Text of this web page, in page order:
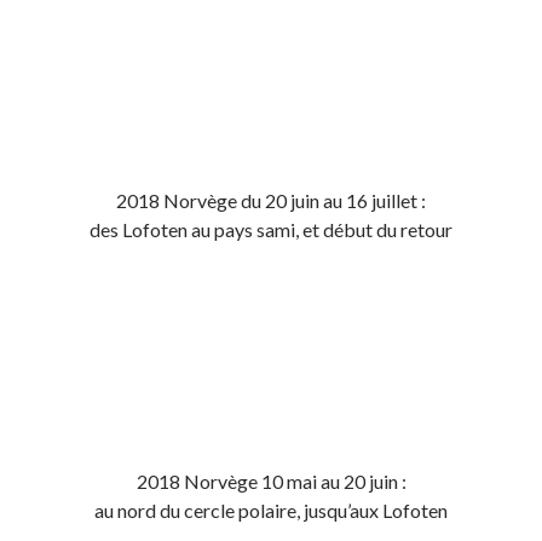
2018 Norvège du 20 juin au 16 juillet :
des Lofoten au pays sami, et début du retour
2018 Norvège 10 mai au 20 juin :
au nord du cercle polaire, jusqu’aux Lofoten